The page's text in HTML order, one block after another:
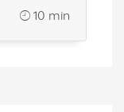
10 min